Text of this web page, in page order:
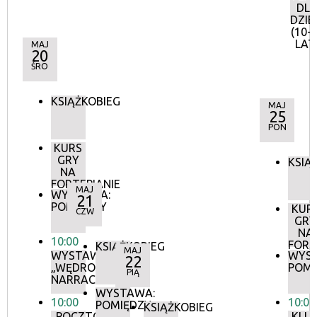
DLA
(10-
MAJ
20
ŚRO
KSIĄŻKOBIEG
KURS
GRY
NA
FORTEPIANIE
WYSTAWA:
POMIĘDZY
10:00
WYSTAWA:
„WĘDROWNE
NARRACJE”
10:00
MAJ
21
CZW
KSIĄŻKOBIEG
WYSTAWA:
POMIĘDZY
MAJ
22
PIĄ
KSIĄŻKOBIEG
MAJ
25
PON
GRY
NA
10:00